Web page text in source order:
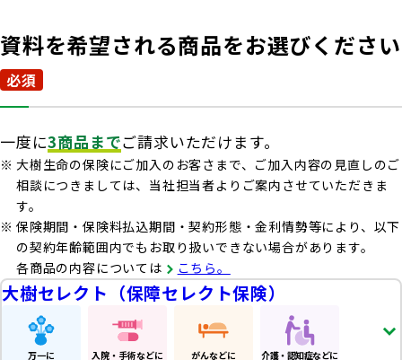
資料を希望される商品をお選びください
必須
一度に3商品までご請求いただけます。
大樹生命の保険にご加入のお客さまで、ご加入内容の見直しのご
相談につきましては、当社担当者よりご案内させていただきま
す。
保険期間・保険料払込期間・契約形態・金利情勢等により、以下
の契約年齢範囲内でもお取り扱いできない場合があります。
各商品の内容については
こちら。
大樹セレクト （保障セレクト保険）
万一に
入院・手術などに
がんなどに
介護・認知症などに